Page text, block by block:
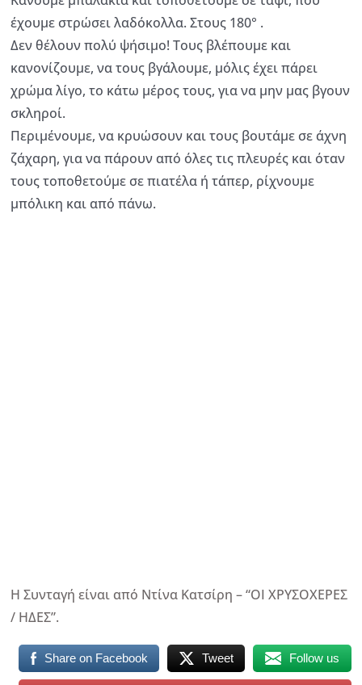
έχουμε στρώσει λαδόκολλα. Στους 180° .
Δεν θέλουν πολύ ψήσιμο! Τους βλέπουμε και
κανονίζουμε, να τους βγάλουμε, μόλις έχει πάρει
χρώμα λίγο, το κάτω μέρος τους, για να μην μας βγουν
σκληροί.
Περιμένουμε, να κρυώσουν και τους βουτάμε σε άχνη
ζάχαρη, για να πάρουν από όλες τις πλευρές και όταν
τους τοποθετούμε σε πιατέλα ή τάπερ, ρίχνουμε
μπόλικη και από πάνω.
Η Συνταγή είναι από Ντίνα Κατσίρη – “ΟΙ ΧΡΥΣΟΧΕΡΕΣ
/ ΗΔΕΣ”.
Share on Facebook Tweet Follow us